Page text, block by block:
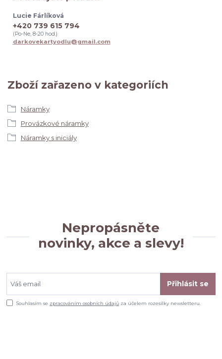
Zboží zařazeno v kategoriích
Náramky
Provázkové náramky
Náramky s iniciály
Lucie Fárlíková
+420 739 615 794
(Po-Ne, 8-20 hod.)
darkovekartyodlu@gmail.com
Nepropásněte
novinky, akce a slevy!
Přihlásit se
Souhlasím se zpracováním osobních údajů za účelem rozesílky newsletteru.